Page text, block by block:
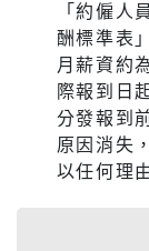
「約僱人
酬標準表
月薪資約
際報到日
分發報到
原因消失
以任何理